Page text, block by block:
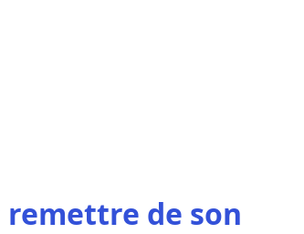
remettre de son